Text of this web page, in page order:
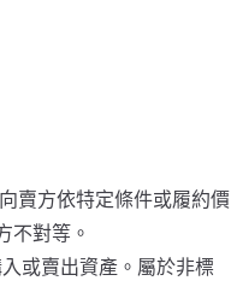
賣方依特定條件或履約價
不對等。
或賣出資產。屬於非標